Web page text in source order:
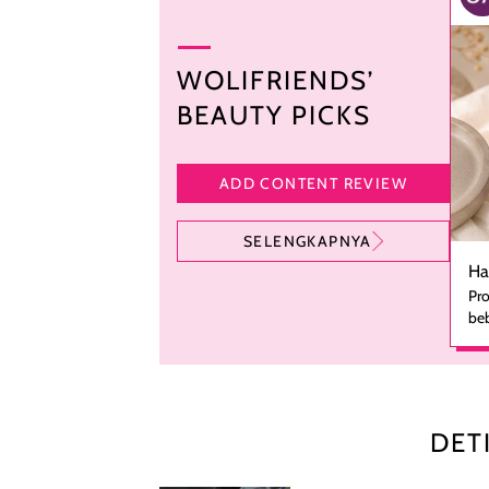
WOLIFRIENDS’
BEAUTY PICKS
ADD CONTENT REVIEW
SELENGKAPNYA